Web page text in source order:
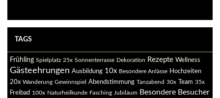
TAGS
Frühling Spielplatz 25x Sonnenterrasse Dekoration Rezepte Wellness
Gästeehrungen Ausbildung 10x Besondere Anlässe Hochzeiten
20x Wanderung Gewinnspiel Abendstimmung Tanzabend 30x Team 35x
Freibad 100x Naturheilkunde Fasching Jubiläum Besondere Besucher